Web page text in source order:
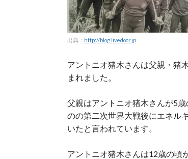
出典： http://blog.livedoor.jp
アントニオ猪木さんは父親・猪
まれました。
父親はアントニオ猪木さんが5
のの第二次世界大戦後にエネル
いたと言われています。
アントニオ猪木さんは12歳の頃